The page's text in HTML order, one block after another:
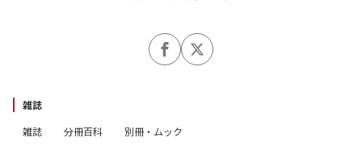
雑誌
雑誌
分冊百科 別冊・ムック